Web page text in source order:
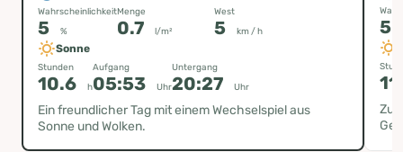
Wahrscheinlichkeit
5 %
Menge
0.7 l/m²
West
5 km / h
Sonne
Stunden
10.6 h
Aufgang
05:53 Uhr
Untergang
20:27 Uhr
Ein freundlicher Tag mit einem Wechselspiel aus
Sonne und Wolken.